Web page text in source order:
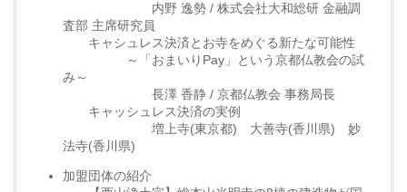
内野 逸勢 / 株式会社大和総研 金融調
査部 主席研究員
キャシュレス決済とお寺をめぐる新たな可能性
～「おまいりPay」という京都仏教会の試
み～
長澤 香静 / 京都仏教会 事務局長
キャッシュレス決済の実例
増上寺(東京都) 大善寺(香川県) 妙
法寺(香川県)
加盟団体の紹介